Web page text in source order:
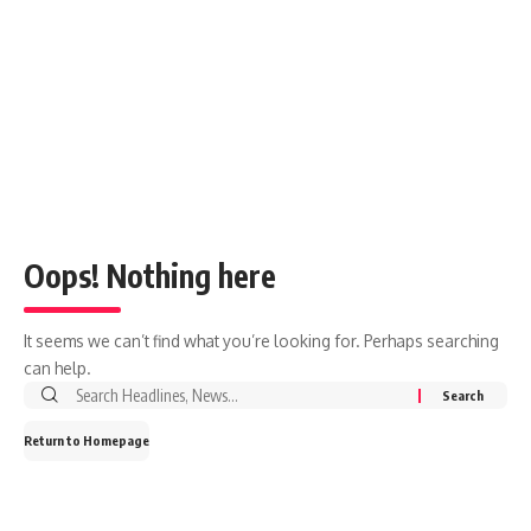
Oops! Nothing here
It seems we can’t find what you’re looking for. Perhaps searching
can help.
Return to Homepage